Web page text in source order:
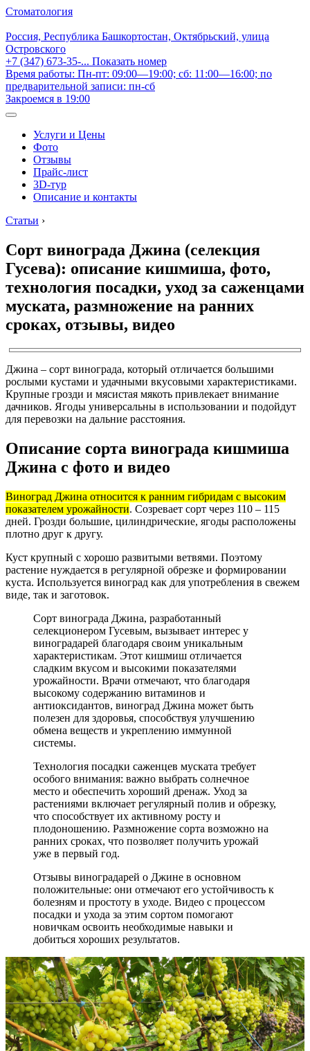
Стоматология
Россия, Республика Башкортостан, Октябрьский, улица
Островского
+7 (347) 673-35-... Показать номер
Время работы: Пн-пт: 09:00—19:00; сб: 11:00—16:00; по
предварительной записи: пн-сб
Закроемся в 19:00
Услуги и Цены
Фото
Отзывы
Прайс-лист
3D-тур
Описание и контакты
Статьи ›
Сорт винограда Джина (селекция
Гусева): описание кишмиша, фото,
технология посадки, уход за саженцами
муската, размножение на ранних
сроках, отзывы, видео
Джина – сорт винограда, который отличается большими
рослыми кустами и удачными вкусовыми характеристиками.
Крупные грозди и мясистая мякоть привлекает внимание
дачников. Ягоды универсальны в использовании и подойдут
для перевозки на дальние расстояния.
Описание сорта винограда кишмиша
Джина с фото и видео
Виноград Джина относится к ранним гибридам с высоким
показателем урожайности. Созревает сорт через 110 – 115
дней. Грозди большие, цилиндрические, ягоды расположены
плотно друг к другу.
Куст крупный с хорошо развитыми ветвями. Поэтому
растение нуждается в регулярной обрезке и формировании
куста. Используется виноград как для употребления в свежем
виде, так и заготовок.
Сорт винограда Джина, разработанный
селекционером Гусевым, вызывает интерес у
виноградарей благодаря своим уникальным
характеристикам. Этот кишмиш отличается
сладким вкусом и высокими показателями
урожайности. Врачи отмечают, что благодаря
высокому содержанию витаминов и
антиоксидантов, виноград Джина может быть
полезен для здоровья, способствуя улучшению
обмена веществ и укреплению иммунной
системы.
Технология посадки саженцев муската требует
особого внимания: важно выбрать солнечное
место и обеспечить хороший дренаж. Уход за
растениями включает регулярный полив и обрезку,
что способствует их активному росту и
плодоношению. Размножение сорта возможно на
ранних сроках, что позволяет получить урожай
уже в первый год.
Отзывы виноградарей о Джине в основном
положительные: они отмечают его устойчивость к
болезням и простоту в уходе. Видео с процессом
посадки и ухода за этим сортом помогают
новичкам освоить необходимые навыки и
добиться хороших результатов.